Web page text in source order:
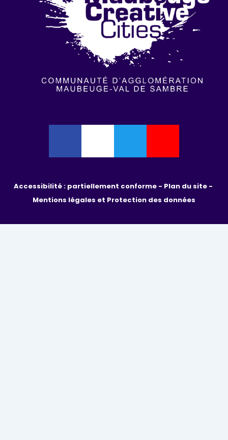
Accessibilité : partiellement conforme -
Mentions légales et Protection des données